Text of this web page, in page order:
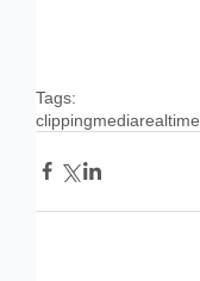
Tags:
clippingmediarealtime